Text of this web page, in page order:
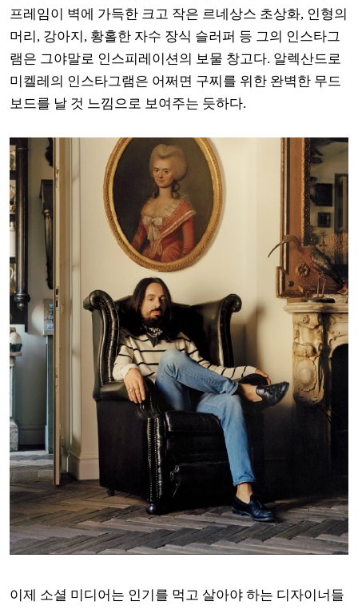
프레임이 벽에 가득한 크고 작은 르네상스 초상화, 인형의
머리 , 강아지 , 황홀한 자수 장식 슬러퍼 등 그의 인스타그
램은 그야말로 인스피레이션의 보물 창고다. 알렉산드로
미켈레의 인스타그램은 어쩌면 구찌를 위한 완벽한 무드
보드를 날 것 느낌으로 보여주는 듯하다.
이제 소셜 미디어는 인기를 먹고 살아야 하는 디자이너들